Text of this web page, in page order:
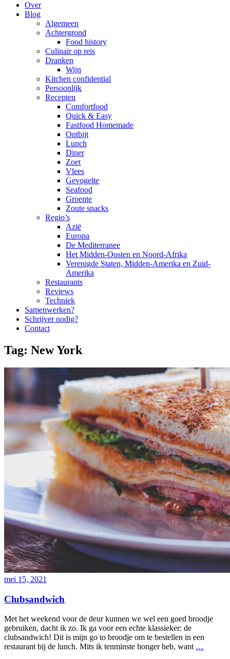
Over
Blog
Algemeen
Achtergrond
Food history
Culinair op reis
Dranken
Wijn
Kitchen confidential
Persoonlijk
Recepten
Comfortfood
Quick & Easy
Fastfood Homemade
Ontbijt
Lunch
Diner
Zoet
Vlees
Gevogelte
Seafood
Groente
Zoute snacks
Regio’s
Azië
Europa
De Mediterranee
Het Midden-Oosten en Noord-Afrika
Verenigde Staten, Midden-Amerika en Zuid-
Amerika
Restaurants
Reviews
Techniek
Samenwerken?
Schrijver nodig?
Contact
Tag: New York
mei 15, 2021
Clubsandwich
Met het weekend voor de deur kunnen we wel een goed broodje
gebruiken, dacht ik zo. Ik ga voor een echte klassieker: de
clubsandwich! Dit is mijn go to broodje om te bestellen in een
restaurant bij de lunch. Mits ik tenminste honger heb, want …